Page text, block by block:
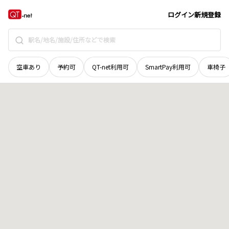
ログイン新規登録
空車あり 予約可 QT-net利用可 SmartPay利用可 車椅子
京都府